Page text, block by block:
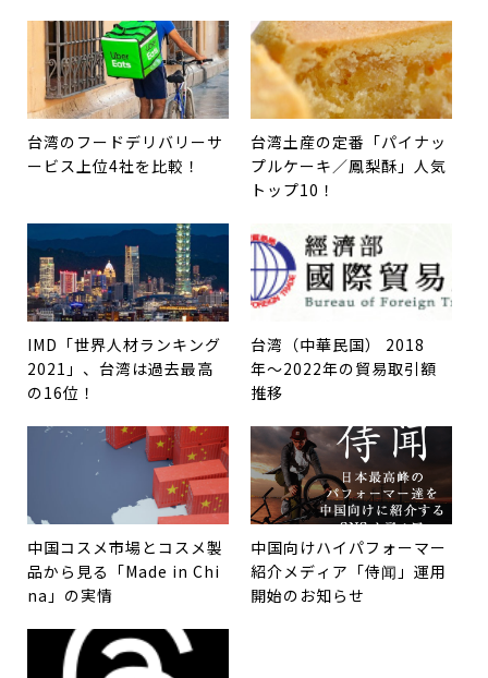
台湾のフードデリバリーサ
ービス上位4社を比較！
台湾土産の定番「パイナッ
プルケーキ／鳳梨酥」人気
トップ10！
IMD「世界人材ランキング
2021」、台湾は過去最高
の16位！
台湾（中華民国） 2018
年〜2022年の貿易取引額
推移
中国コスメ市場とコスメ製
品から見る「Made in Chi
na」の実情
中国向けハイパフォーマー
紹介メディア「侍闻」運用
開始のお知らせ